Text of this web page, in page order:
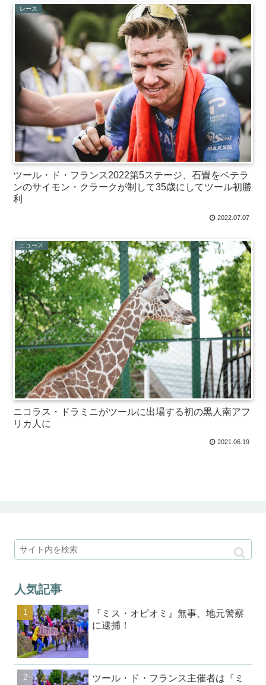
レース
ツール・ド・フランス2022第5ステージ、石畳をベテラ
ンのサイモン・クラークが制して35歳にしてツール初勝
利
2022.07.07
ニュース
ニコラス・ドラミニがツールに出場する初の黒人南アフ
リカ人に
2021.06.19
人気記事
『ミス・オピオミ』無事、地元警察
に逮捕！
ツール・ド・フランス主催者は『ミ